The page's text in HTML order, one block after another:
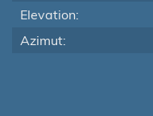
Elevation:
Azimut: